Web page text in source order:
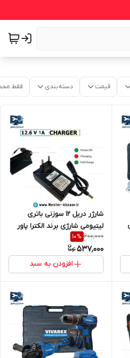
قیمت دسته‌بندی فقط
شارژر دریل 12 سوزنی باتری
لیتیومی شارژی برند الکترا پاور
12.6 ولت مدل 12.6V 1A
600,000
10%
537,000
افزودن به سبد